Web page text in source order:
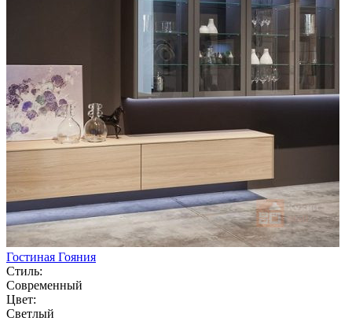
Гостиная Гояния
Стиль:
Современный
Цвет:
Светлый